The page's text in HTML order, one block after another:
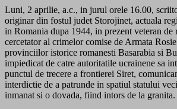
Luni, 2 aprilie, a.c., in jurul orele 16.00,
originar din fostul judet Storojinet, actuala
in Romania dupa 1944, in prezent veteran de
cercetator al crimelor comise de Armata
provinciilor istorice romanesti Basarabia si
impiedicat de catre autoritatile ucrainene sa
punctul de trecere a frontierei Siret,
interdictie de a patrunde in spatiul statului
inmanat si o dovada, fiind intors de la granita.